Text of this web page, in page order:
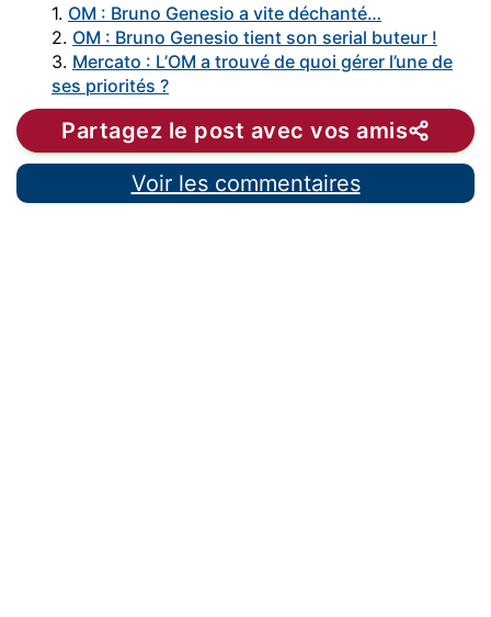
1. OM : Bruno Genesio a vite déchanté…
2. OM : Bruno Genesio tient son serial buteur !
3. Mercato : L’OM a trouvé de quoi gérer l’une de
ses priorités ?
Partagez le post avec vos amis
Voir les commentaires